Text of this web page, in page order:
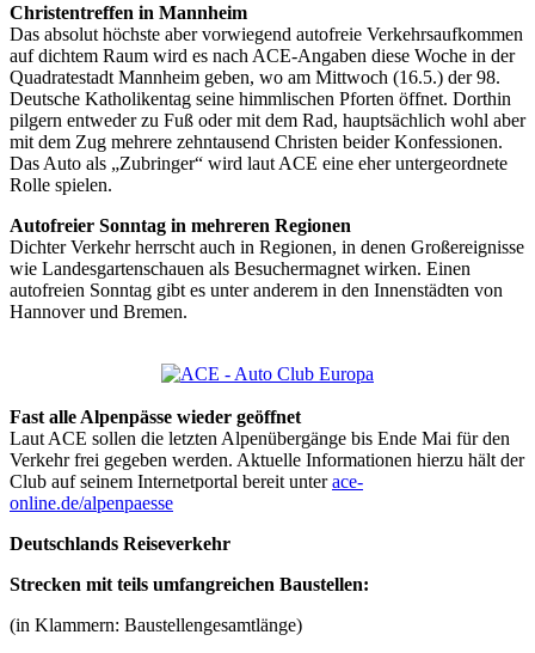
Christentreffen in Mannheim
Das absolut höchste aber vorwiegend autofreie Verkehrsaufkommen
auf dichtem Raum wird es nach ACE-Angaben diese Woche in der
Quadratestadt Mannheim geben, wo am Mittwoch (16.5.) der 98.
Deutsche Katholikentag seine himmlischen Pforten öffnet. Dorthin
pilgern entweder zu Fuß oder mit dem Rad, hauptsächlich wohl aber
mit dem Zug mehrere zehntausend Christen beider Konfessionen.
Das Auto als „Zubringer“ wird laut ACE eine eher untergeordnete
Rolle spielen.
Autofreier Sonntag in mehreren Regionen
Dichter Verkehr herrscht auch in Regionen, in denen Großereignisse
wie Landesgartenschauen als Besuchermagnet wirken. Einen
autofreien Sonntag gibt es unter anderem in den Innenstädten von
Hannover und Bremen.
Fast alle Alpenpässe wieder geöffnet
Laut ACE sollen die letzten Alpenübergänge bis Ende Mai für den
Verkehr frei gegeben werden. Aktuelle Informationen hierzu hält der
Club auf seinem Internetportal bereit unterace-
online.de/alpenpaesse
Deutschlands Reiseverkehr
Strecken mit teils umfangreichen Baustellen:
(in Klammern: Baustellengesamtlänge)